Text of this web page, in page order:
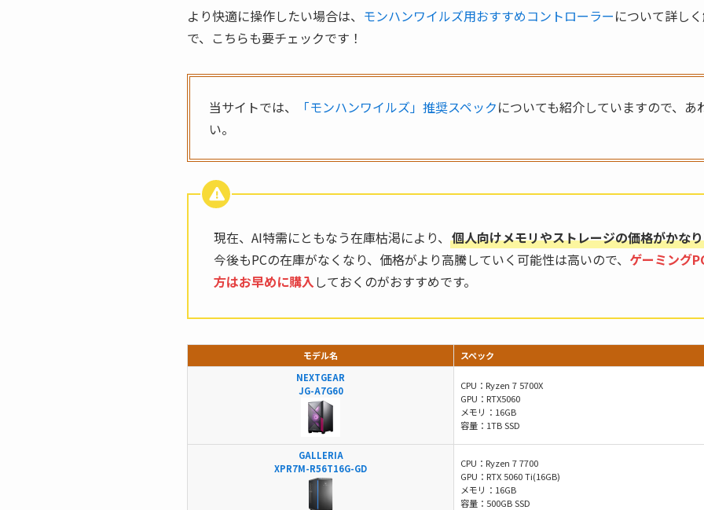
より快適に操作したい場合は、 モンハンワイルズ用おすすめコントローラーについて詳し
で、こちらも要チェックです！
当サイトでは、 「モンハンワイルズ」推奨スペックについても紹介していますので、
い。
現在、AI特需にともなう在庫枯渇により、 個人向けメモリやストレージの価格がかな
今後もPCの在庫がなくなり、価格がより高騰していく可能性は高いので、 ゲーミング
方はお早めに購入しておくのがおすすめです。
モデル名
スペック
NEXTGEAR
JG-A7G60
CPU：Ryzen 7 5700X
GPU：RTX5060
メモリ：16GB
容量：1TB SSD
GALLERIA
XPR7M-R56T16G-GD
CPU：Ryzen 7 7700
GPU：RTX 5060 Ti(16GB)
メモリ：16GB
容量：500GB SSD